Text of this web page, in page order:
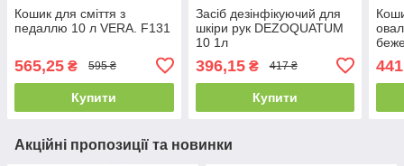
Кошик для сміття з
педаллю 10 л VERA. F131
565,25 ₴ 595 ₴
Купити
Засіб дезінфікуючий для
шкіри рук DEZOQUATUM
10 1л
396,15₴ 417 ₴
Купити
Акційні пропозиції та новинки